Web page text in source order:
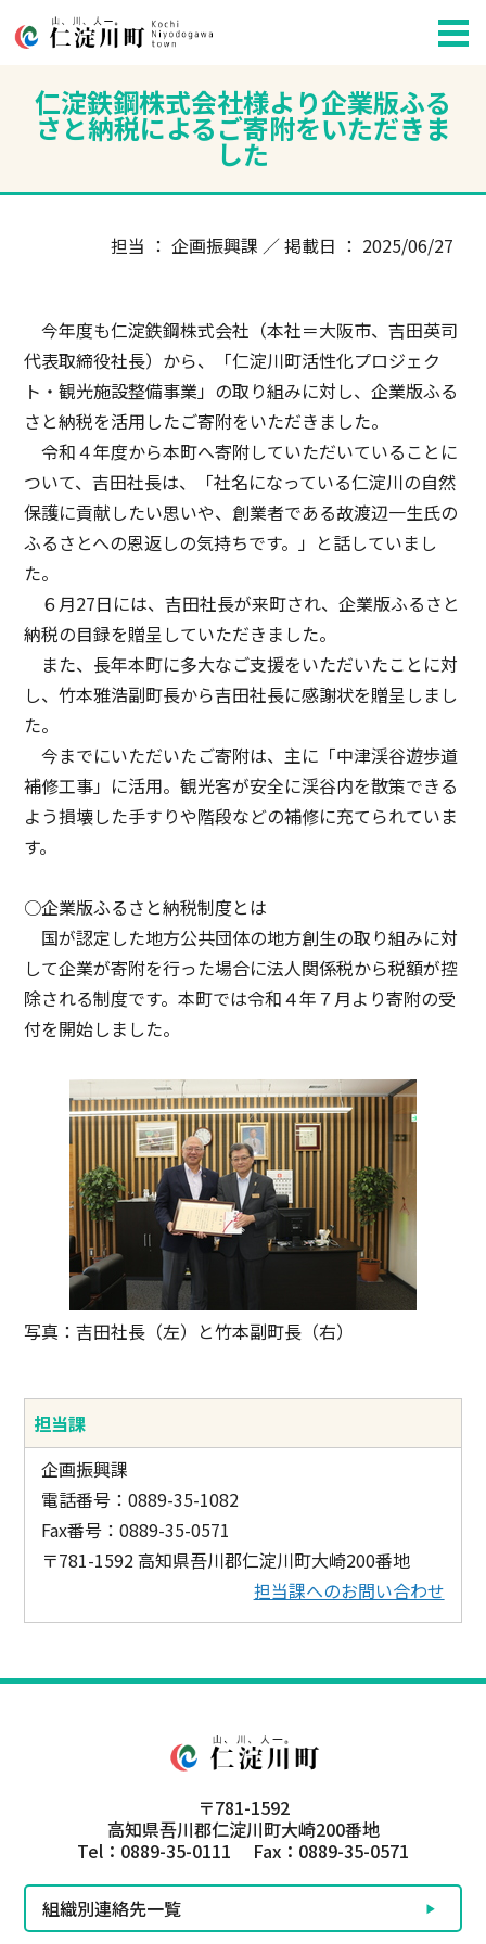
仁淀鉄鋼株式会社様より企業版ふる
さと納税によるご寄附をいただきま
した
担当 ： 企画振興課 ／ 掲載日 ： 2025/06/27
今年度も仁淀鉄鋼株式会社（本社＝大阪市、吉田英司
代表取締役社長）から、「仁淀川町活性化プロジェク
ト・観光施設整備事業」の取り組みに対し、企業版ふる
さと納税を活用したご寄附をいただきました。
令和４年度から本町へ寄附していただいていることに
ついて、吉田社長は、「社名になっている仁淀川の自然
保護に貢献したい思いや、創業者である故渡辺一生氏の
ふるさとへの恩返しの気持ちです。」と話していまし
た。
６月27日には、吉田社長が来町され、企業版ふるさと
納税の目録を贈呈していただきました。
また、長年本町に多大なご支援をいただいたことに対
し、竹本雅浩副町長から吉田社長に感謝状を贈呈しまし
た。
今までにいただいたご寄附は、主に「中津渓谷遊歩道
補修工事」に活用。観光客が安全に渓谷内を散策できる
よう損壊した手すりや階段などの補修に充てられていま
す。
○企業版ふるさと納税制度とは
国が認定した地方公共団体の地方創生の取り組みに対
して企業が寄附を行った場合に法人関係税から税額が控
除される制度です。本町では令和４年７月より寄附の受
付を開始しました。
写真：吉田社長（左）と竹本副町長（右）
担当課
企画振興課
電話番号：0889-35-1082
Fax番号：0889-35-0571
〒781-1592 高知県吾川郡仁淀川町大崎200番地
担当課へのお問い合わせ
〒781-1592
高知県吾川郡仁淀川町大崎200番地
Tel：0889-35-0111 Fax：0889-35-0571
組織別連絡先一覧